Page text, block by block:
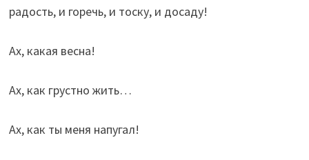
радость, и горечь, и тоску, и досаду!
Ах, какая весна!
Ах, как грустно жить…
Ах, как ты меня напугал!